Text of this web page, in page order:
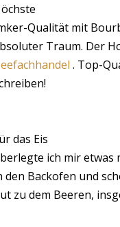
Qualität mit
Traum. Der
. Top-
das Eis
ich mir etwas
den Backofen und
zu dem Beeren,